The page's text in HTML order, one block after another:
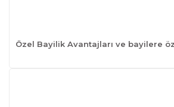
Özel Bayilik Avantajları ve bayilere